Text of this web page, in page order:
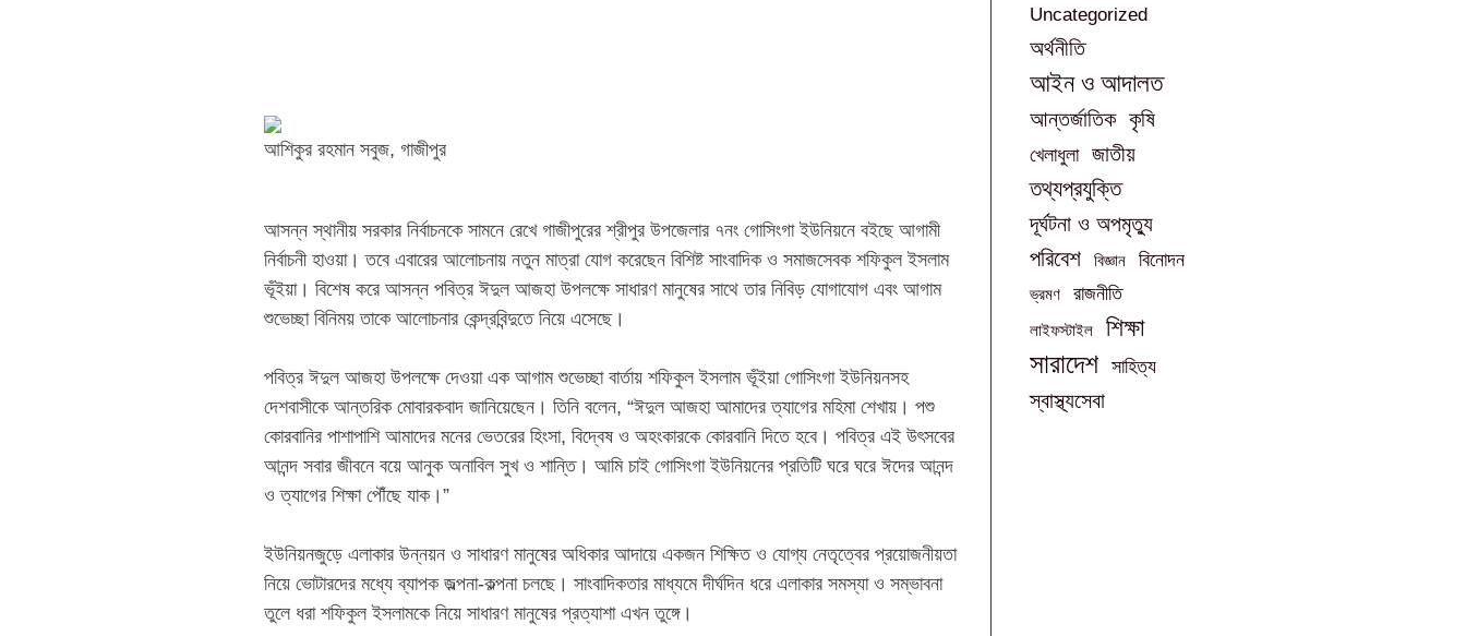
আশিকুর রহমান সবুজ, গাজীপুর
‎আসন্ন স্থানীয় সরকার নির্বাচনকে সামনে রেখে গাজীপুরের শ্রীপুর উপজেলার ৭নং গোসিংগা ইউনিয়নে বইছে আগামী
নির্বাচনী হাওয়া। তবে এবারের আলোচনায় নতুন মাত্রা যোগ করেছেন বিশিষ্ট সাংবাদিক ও সমাজসেবক শফিকুল ইসলাম
ভূঁইয়া। বিশেষ করে আসন্ন পবিত্র ঈদুল আজহা উপলক্ষে সাধারণ মানুষের সাথে তার নিবিড় যোগাযোগ এবং আগাম
শুভেচ্ছা বিনিময় তাকে আলোচনার কেন্দ্রবিন্দুতে নিয়ে এসেছে।
‎​পবিত্র ঈদুল আজহা উপলক্ষে দেওয়া এক আগাম শুভেচ্ছা বার্তায় শফিকুল ইসলাম ভূঁইয়া গোসিংগা ইউনিয়নসহ
দেশবাসীকে আন্তরিক মোবারকবাদ জানিয়েছেন। তিনি বলেন, “ঈদুল আজহা আমাদের ত্যাগের মহিমা শেখায়। পশু
কোরবানির পাশাপাশি আমাদের মনের ভেতরের হিংসা, বিদ্বেষ ও অহংকারকে কোরবানি দিতে হবে। পবিত্র এই উৎসবের
আনন্দ সবার জীবনে বয়ে আনুক অনাবিল সুখ ও শান্তি। আমি চাই গোসিংগা ইউনিয়নের প্রতিটি ঘরে ঘরে ঈদের আনন্দ
ও ত্যাগের শিক্ষা পৌঁছে যাক।”
‎​ইউনিয়নজুড়ে এলাকার উন্নয়ন ও সাধারণ মানুষের অধিকার আদায়ে একজন শিক্ষিত ও যোগ্য নেতৃত্বের প্রয়োজনীয়তা
নিয়ে ভোটারদের মধ্যে ব্যাপক জল্পনা-কল্পনা চলছে। সাংবাদিকতার মাধ্যমে দীর্ঘদিন ধরে এলাকার সমস্যা ও সম্ভাবনা
তুলে ধরা শফিকুল ইসলামকে নিয়ে সাধারণ মানুষের প্রত্যাশা এখন তুঙ্গে।
Uncategorized
অর্থনীতি
আইন ও আদালত
আন্তর্জাতিক কৃষি
খেলাধুলা জাতীয়
তথ্যপ্রযুক্তি
দূর্ঘটনা ও অপমৃত্যু
পরিবেশ বিজ্ঞান বিনোদন
ভ্রমণ রাজনীতি
লাইফস্টাইল শিক্ষা
সারাদেশ সাহিত্য
স্বাস্থ্যসেবা